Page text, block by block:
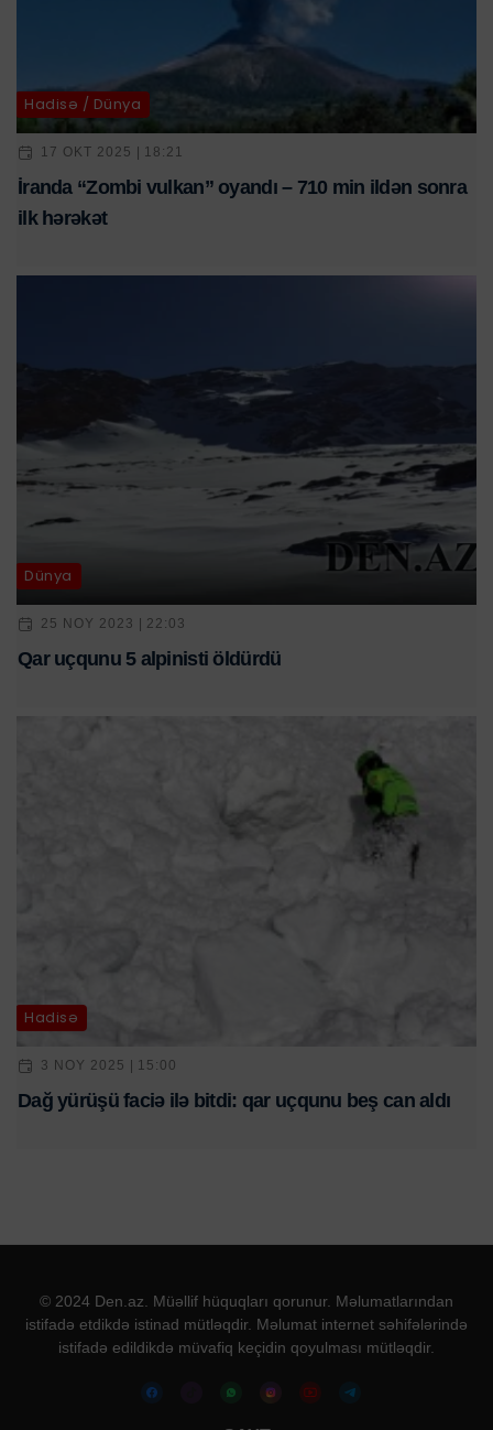
Hadisə / Dünya
17 OKT 2025 | 18:21
İranda “Zombi vulkan” oyandı – 710 min ildən sonra
ilk hərəkət
Dünya
25 NOY 2023 | 22:03
Qar uçqunu 5 alpinisti öldürdü
Hadisə
3 NOY 2025 | 15:00
Dağ yürüşü faciə ilə bitdi: qar uçqunu beş can aldı
© 2024 Den.az. Müəllif hüquqları qorunur. Məlumatlarından
istifadə etdikdə istinad mütləqdir. Məlumat internet səhifələrində
istifadə edildikdə müvafiq keçidin qoyulması mütləqdir.